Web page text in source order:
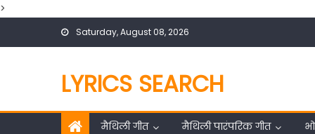
>
Saturday, August 08, 2026
LYRICS SEARCH
मैथिली गीत मैथिली पारंपरिक गीत